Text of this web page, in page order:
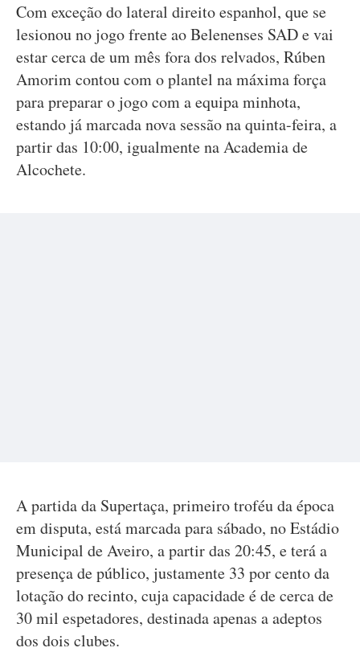
Com exceção do lateral direito espanhol, que se
lesionou no jogo frente ao Belenenses SAD e vai
estar cerca de um mês fora dos relvados, Rúben
Amorim contou com o plantel na máxima força
para preparar o jogo com a equipa minhota,
estando já marcada nova sessão na quinta-feira, a
partir das 10:00, igualmente na Academia de
Alcochete.
A partida da Supertaça, primeiro troféu da época
em disputa, está marcada para sábado, no Estádio
Municipal de Aveiro, a partir das 20:45, e terá a
presença de público, justamente 33 por cento da
lotação do recinto, cuja capacidade é de cerca de
30 mil espetadores, destinada apenas a adeptos
dos dois clubes.